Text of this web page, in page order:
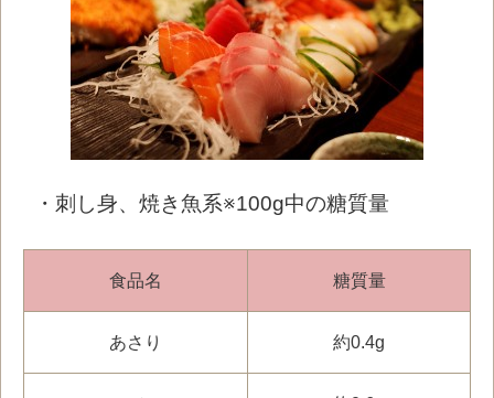
・刺し身、焼き魚系※100g中の糖質量
食品名 糖質量
あさり 約0.4g